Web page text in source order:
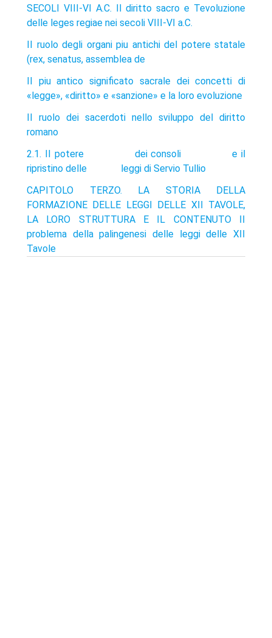
SECOLI VIII-VI A.C. II diritto sacro e Tevoluzione
delle leges regiae nei secoli VIII-VI a.C.
II ruolo degli organi piu antichi del potere statale
(rex, senatus, assemblea de
II piu antico significato sacrale dei concetti di
«legge», «diritto» e «sanzione» e la loro evoluzione
II ruolo dei sacerdoti nello sviluppo del diritto
romano
2.1. II potere dei consoli e il
ripristino delle leggi di Servio Tullio
CAPITOLO TERZO. LA STORIA DELLA
FORMAZIONE DELLE LEGGI DELLE XII TAVOLE,
LA LORO STRUTTURA E IL CONTENUTO II
problema della palingenesi delle leggi delle XII
Tavole